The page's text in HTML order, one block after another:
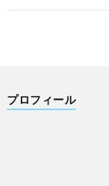
プロフィール